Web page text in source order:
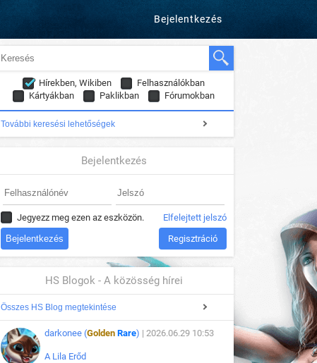
Bejelentkezés
Hírekben, Wikiben
Felhasználókban
Kártyákban
Paklikban Fórumokban
További keresési lehetőségek
Bejelentkezés
Jegyezz meg ezen az eszközön. Elfelejtett jelszó
Regisztráció
HS Blogok - A közösség hírei
Összes HS Blog megtekintése
darkonee (Golden Rare) | 2026.06.29 10:53
A Lila Erőd